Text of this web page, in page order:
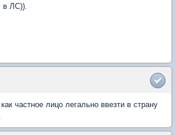
в ЛС)).
частное лицо легально ввезти в страну